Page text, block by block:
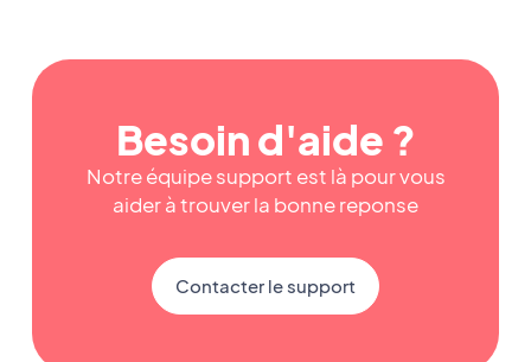
Besoin d'aide ?
Notre équipe support est là pour vous
aider à trouver la bonne reponse
Contacter le support